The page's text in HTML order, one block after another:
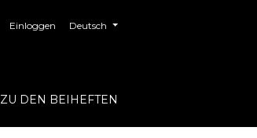
Einloggen Deutsch
ZU DEN BEIHEFTEN